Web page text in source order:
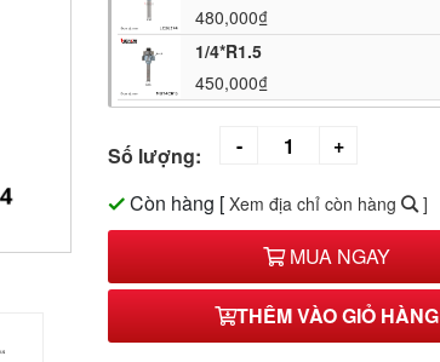
480,000₫
1/4*R1.5
450,000₫
Số lượng:
Còn hàng [ Xem địa chỉ còn hàng ]
MUA NGAY
THÊM VÀO GIỎ HÀNG